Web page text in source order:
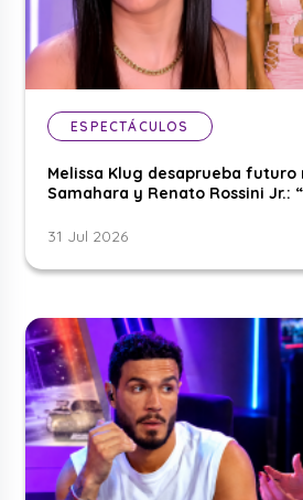
ESPECTÁCULOS
Melissa Klug desaprueba
Samahara y Renato Rossini Jr.:
31 Jul 2026